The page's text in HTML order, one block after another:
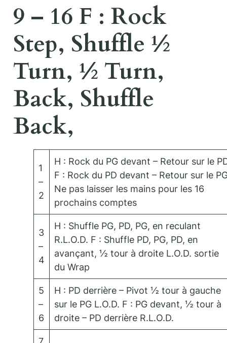
9 – 16 F : Rock
Step, Shuffle ½
Turn, ½ Turn,
Back, Shuffle
Back,
1
–
2
H : Rock du PG devant – Retour sur le
F : Rock du PD devant – Retour sur le
Ne pas laisser les mains pour les 16
prochains comptes
3
–
4
H : Shuffle PG, PD, PG, en reculant
R.L.O.D. F : Shuffle PD, PG, PD, en
avançant, ½ tour à droite L.O.D. sortie
du Wrap
5
–
6
H : PD derrière – Pivot ½ tour à gauche
sur le PG L.O.D. F : PG devant, ½ tour à
droite – PD derrière R.L.O.D.